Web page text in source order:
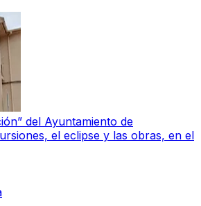
del Ayuntamiento de
el eclipse y las obras, en el